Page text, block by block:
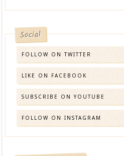
Social
FOLLOW ON TWITTER
LIKE ON FACEBOOK
SUBSCRIBE ON YOUTUBE
FOLLOW ON INSTAGRAM